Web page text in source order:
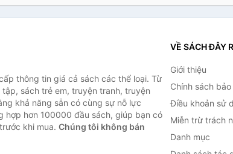
thông tin giá cả sách các thể loại. Từ
sách trẻ em, truyện tranh, truyện
khả năng sẵn có cùng sự nỗ lực
hợp hơn 100000 đầu sách, giúp bạn có
khi mua. Chúng tôi không bán
VỀ SÁCH ĐÂY
Giới thiệu
Chính sách
Điều khoản sử
Miễn trừ trách
Danh mục